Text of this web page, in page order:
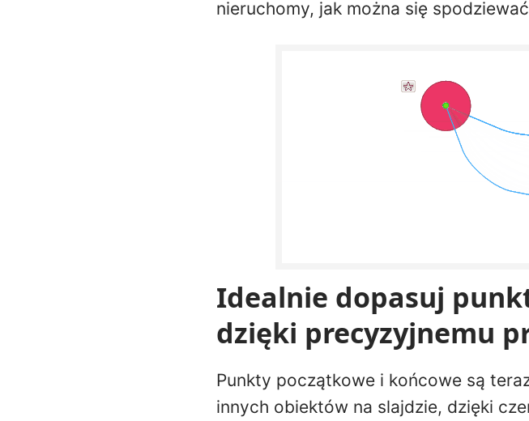
nieruchomy, jak można się
Idealnie dopasuj
dzięki precyzyjnemu
Punkty początkowe i końcowe są
innych obiektów na slajdzie, dzięki